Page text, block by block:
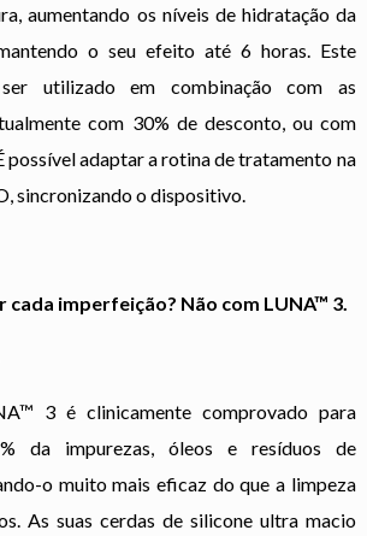
aumentando os níveis de hidratação da
o seu efeito até 6 horas. Este
utilizado em combinação com as
com 30% de desconto, ou com
possível adaptar a rotina de tratamento na
sincronizando o dispositivo.
cada imperfeição? Não com LUNA™ 3.
3 é clinicamente comprovado para
da impurezas, óleos e resíduos de
o muito mais eficaz do que a limpeza
As suas cerdas de silicone ultra macio